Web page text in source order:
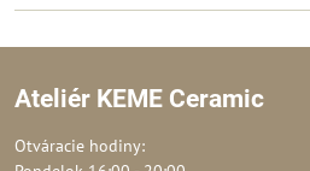
Ateliér KEME Ceramic
Otváracie hodiny: